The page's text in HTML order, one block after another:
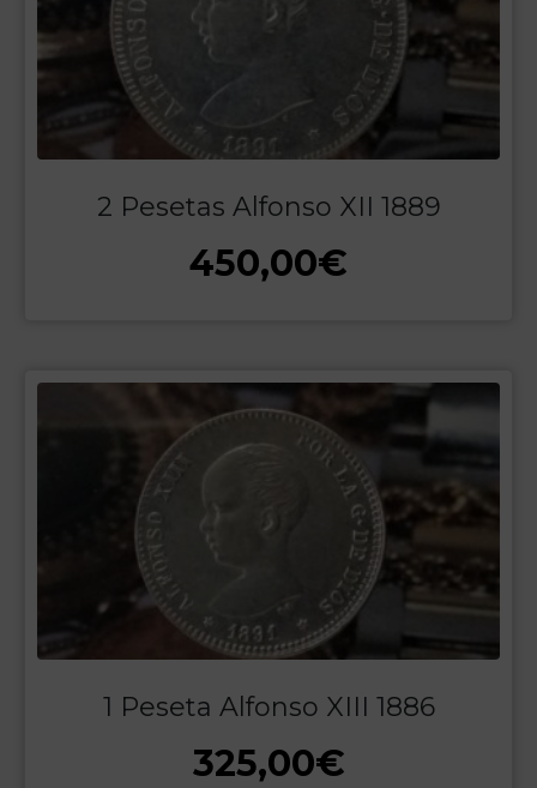
2 Pesetas Alfonso XII 1889
450,00€
1 Peseta Alfonso XIII 1886
325,00€